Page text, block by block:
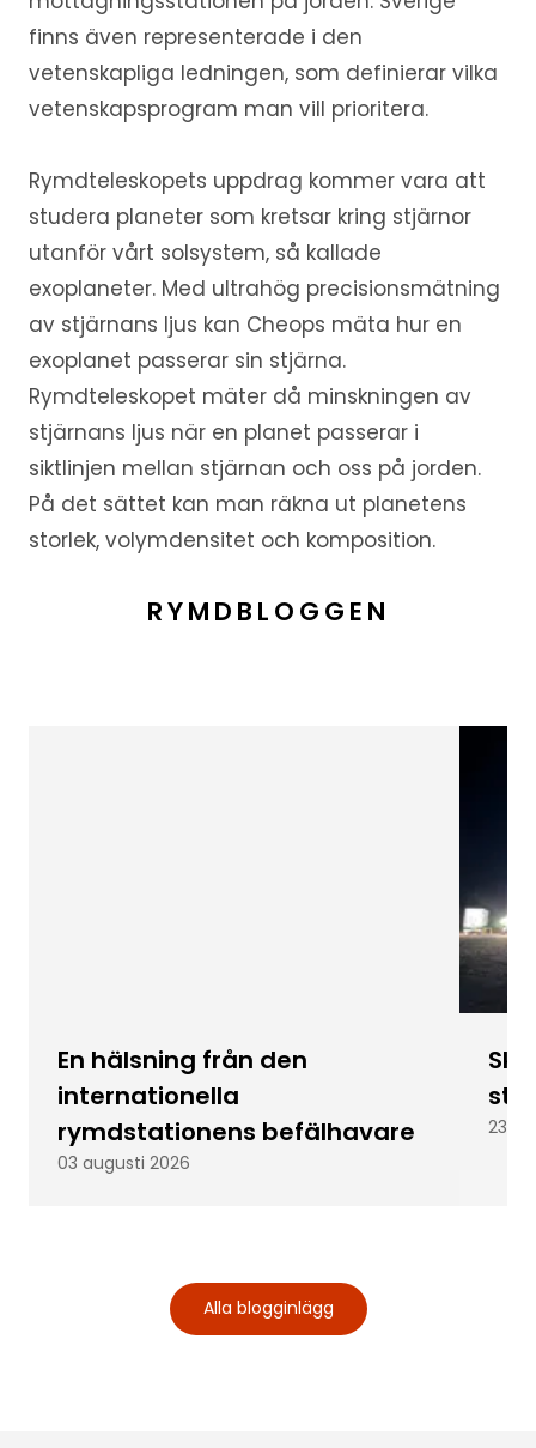
finns även representerade i den
vetenskapliga ledningen, som definierar vilka
vetenskapsprogram man vill prioritera.
Rymdteleskopets uppdrag kommer vara att
studera planeter som kretsar kring stjärnor
utanför vårt solsystem, så kallade
exoplaneter. Med ultrahög precisionsmätning
av stjärnans ljus kan Cheops mäta hur en
exoplanet passerar sin stjärna.
Rymdteleskopet mäter då minskningen av
stjärnans ljus när en planet passerar i
siktlinjen mellan stjärnan och oss på jorden.
På det sättet kan man räkna ut planetens
storlek, volymdensitet och komposition.
RYMDBLOGGEN
En hälsning från den
internationella
rymdstationens befälhavare
03 augusti 2026
23
Alla blogginlägg